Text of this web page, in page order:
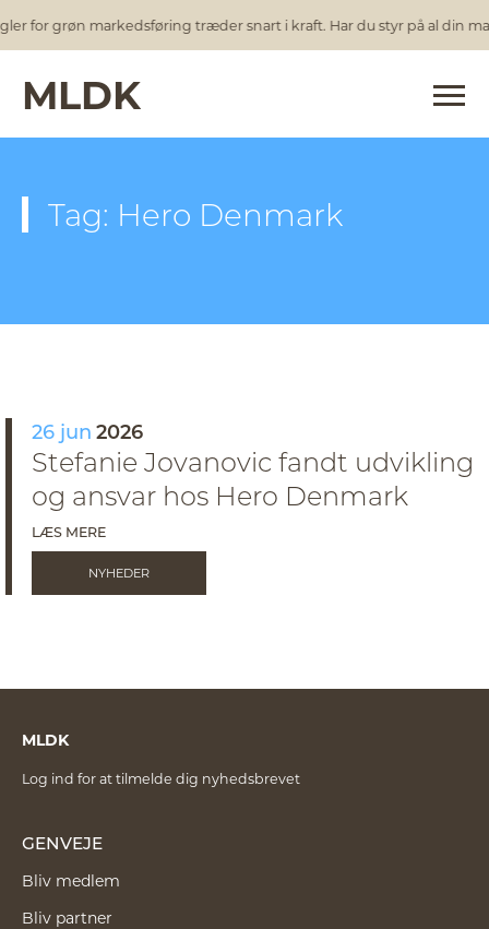
for grøn markedsføring træder snart i kraft. Har du styr på al din
MLDK
Tag: Hero Denmark
26 jun 2026
Stefanie Jovanovic fandt udvikling
og ansvar hos Hero Denmark
LÆS MERE
NYHEDER
MLDK
Log ind for at tilmelde dig nyhedsbrevet
GENVEJE
Bliv medlem
Bliv partner